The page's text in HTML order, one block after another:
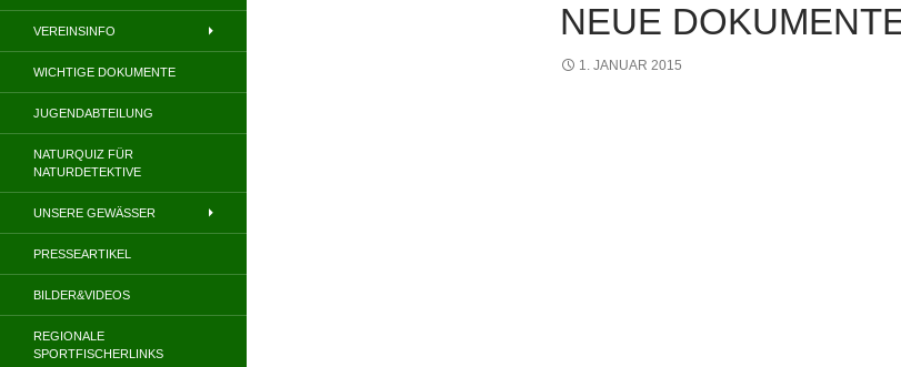
NEUE
1. JANUAR 2015
VEREINSINFO
WICHTIGE DOKUMENTE
JUGENDABTEILUNG
NATURQUIZ FÜR
NATURDETEKTIVE
UNSERE GEWÄSSER
PRESSEARTIKEL
BILDER&VIDEOS
REGIONALE
SPORTFISCHERLINKS